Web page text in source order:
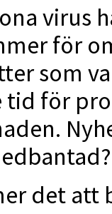
virus
för
som
tid för
det att